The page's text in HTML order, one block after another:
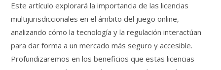
Este artículo explorará la importancia de las licencias
multijurisdiccionales en el ámbito del juego online,
analizando cómo la tecnología y la regulación interactúan
para dar forma a un mercado más seguro y accesible.
Profundizaremos en los beneficios que estas licencias